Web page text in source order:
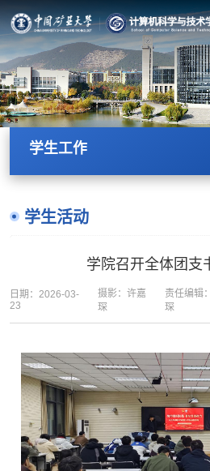
学生工作
学生活动
学院召开全体团支
日期：2026-03-
23
摄影：许嘉
琛
责任编辑
琛